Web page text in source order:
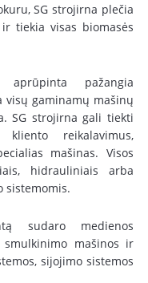
SG strojirna plečia
tiekia visas biomasės
aprūpinta pažangia
visų gaminamų mašinų
SG strojirna gali tiekti
reikalavimus,
mašinas. Visos
hidrauliniais arba
sistemomis.
sudaro medienos
mašinos ir
sijojimo sistemos